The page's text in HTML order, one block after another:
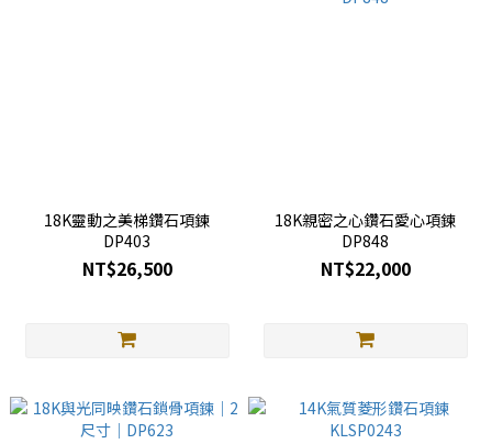
18K靈動之美梯鑽石項鍊
DP403
NT$26,500
18K親密之心鑽石愛心項鍊
DP848
NT$22,000